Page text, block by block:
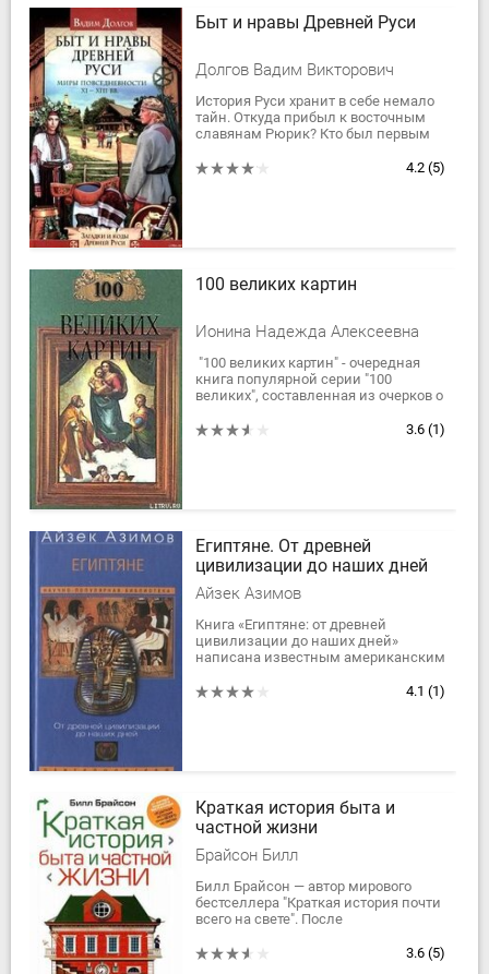
Быт и нравы Древней Руси
Долгов Вадим Викторович
История Руси хранит в себе немало
тайн. Откуда прибыл к восточным
славянам Рюрик? Кто был первым
точно году была издана Русская4.2 (5)
100 великих картин
Ионина Надежда Алексеевна
"100 великих картин" - очередная
книга популярной серии "100
великих", составленная из очерков о
истории человечества. Читатели3.6 (1)
Египтяне. От древней
цивилизации до наших дней
Айзек Азимов
Книга «Египтяне: от древней
цивилизации до наших дней»
написана известным американским
Азимовым. На страницах книги4.1 (1)
Краткая история быта и
частной жизни
Брайсон Билл
Билл Брайсон — автор мирового
бестселлера "Краткая история почти
всего на свете". После
посвященной "большим" проблемам
3.6 (5)